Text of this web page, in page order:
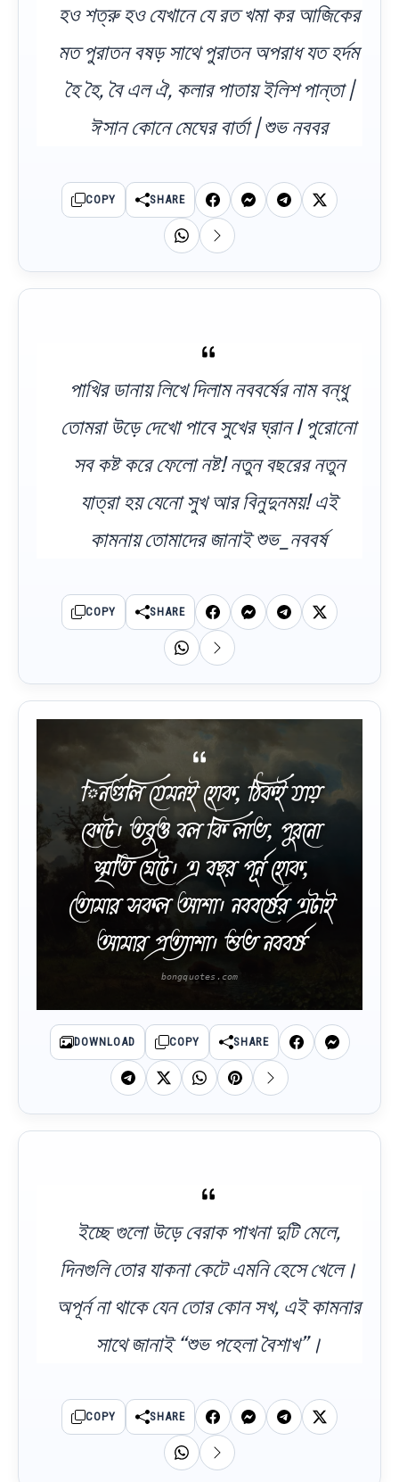
হও শত্রু হও যেখানে যে রত খমা কর আজিকের
মত পুরাতন বষড় সাথে পুরাতন অপরাধ যত হর্দম
হৈ হৈ, বৈ এল ঐ, কলার পাতায় ইলিশ পান্তা |
ঈসান কোনে মেঘের বার্তা | শুভ নববর
COPY SHARE
পাখির ডানায় লিখে দিলাম নববর্ষের নাম বন্ধু
তোমরা উড়ে দেখো পাবে সুখের ঘ্রান l পুরোনো
সব কষ্ট করে ফেলো নষ্ট! নতুন বছরের নতুন
যাত্রা হয় যেনো সুখ আর বিনুদুনময়! এই
কামনায় তোমাদের জানাই শুভ_নববর্ষ
COPY SHARE
িনগুলি যেমনই হোক, ঠিকই যায়
কেটে। তবুও বল কি লাভ, পুরনো
স্মৃতি ঘেটে। এ বছর পূর্ন হোক,
তোমার সকল আশা। নববর্ষের এটাই
আমার প্রত্যাশা। শুভ নববর্ষ
DOWNLOAD COPY SHARE
ইচ্ছে গুলো উড়ে বেরাক পাখনা দুটি মেলে,
দিনগুলি তোর যাকনা কেটে এমনি হেসে খেলে।
অপূর্ন না থাকে যেন তোর কোন সখ, এই কামনার
সাথে জানাই “শুভ পহেলা বৈশাখ”।
COPY SHARE